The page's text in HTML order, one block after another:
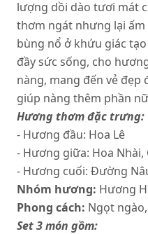
lượng dồi dào tươi mát
thơm ngát nhưng lại
bùng nổ ở khứu giác
đầy sức sống, cho
nàng, mang đến vẻ đẹp
giúp nàng thêm phần
Hương thơm đặc trưng:
- Hương đầu: Hoa Lê
- Hương giữa: Hoa Nhài,
- Hương cuối: Đường
Nhóm hương: Hương
Phong cách: Ngọt
Set 3 món gồm: